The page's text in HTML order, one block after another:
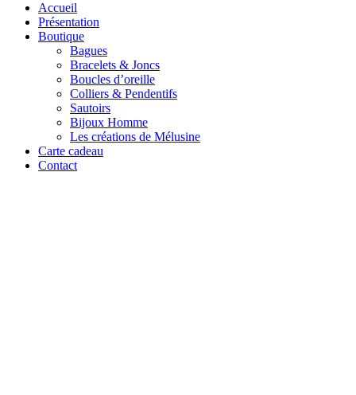
Accueil
Présentation
Boutique
Bagues
Bracelets & Joncs
Boucles d’oreille
Colliers & Pendentifs
Sautoirs
Bijoux Homme
Les créations de Mélusine
Carte cadeau
Contact